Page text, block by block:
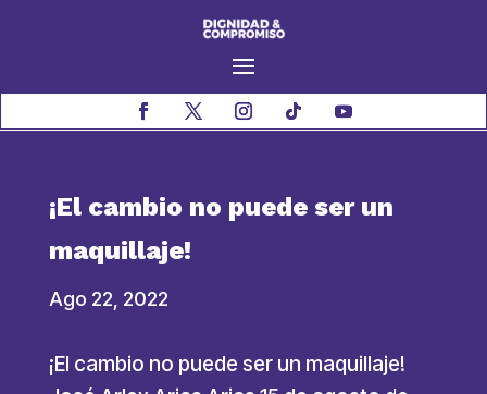
¡El cambio no puede ser un
maquillaje!
Ago 22, 2022
¡El cambio no puede ser un maquillaje!